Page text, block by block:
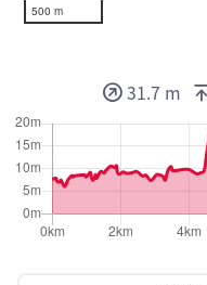
500 m
31.7 m